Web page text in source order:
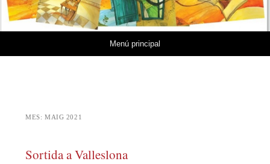
Menú principal
MES:MAIG 2021
Sortida a Valleslona